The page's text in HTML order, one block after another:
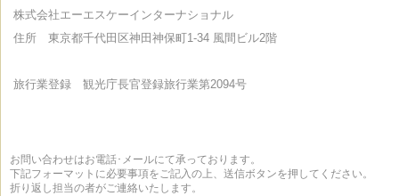
株式会社エーエスケーインターナショナル
住所 東京都千代田区神田神保町1-34 風間ビル2階
旅行業登録 観光庁長官登録旅行業第2094号
お問い合わせはお電話･メールにて承っております。
下記フォーマットに必要事項をご記入の上、送信ボタンを押してください。
折り返し担当の者がご連絡いたします。